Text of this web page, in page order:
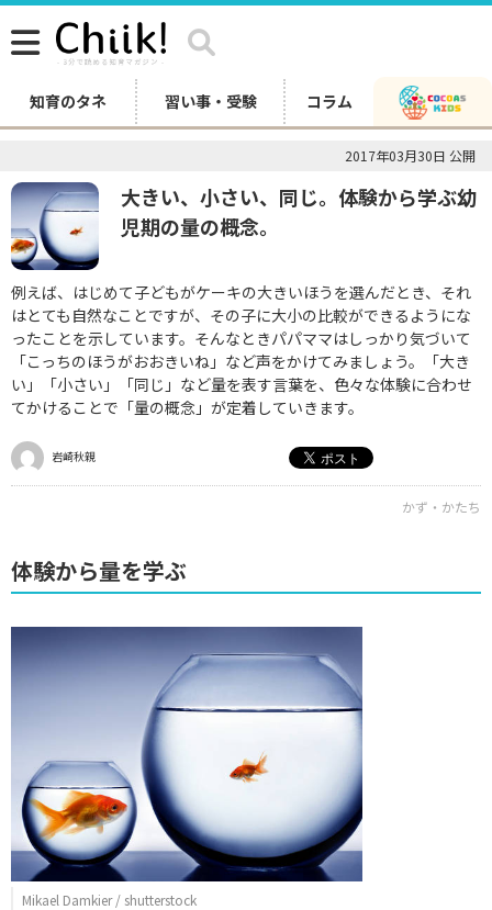
知育のタネ 習い事・受験 コラム
2017年03月30日 公開
大きい、小さい、同じ。体験から学ぶ幼
児期の量の概念。
例えば、はじめて子どもがケーキの大きいほうを選んだとき、それ
はとても自然なことですが、その子に大小の比較ができるようにな
ったことを示しています。そんなときパパママはしっかり気づいて
「こっちのほうがおおきいね」など声をかけてみましょう。「大き
い」「小さい」「同じ」など量を表す言葉を、色々な体験に合わせ
てかけることで「量の概念」が定着していきます。
岩崎秋親
かず・かたち
体験から量を学ぶ
Mikael Damkier / shutterstock